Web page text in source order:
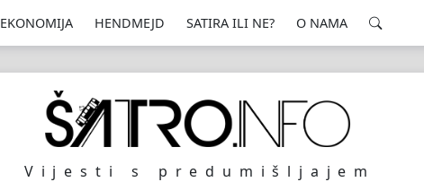
EKONOMIJA HENDMEJD SATIRA ILI NE? O NAMA
Vijesti s predumišljajem